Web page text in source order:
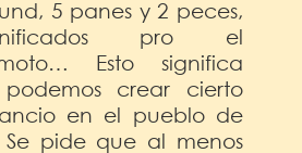
5 panes y 2 peces,
pro el
Esto significa
crear cierto
en el pueblo de
Se pide que al menos